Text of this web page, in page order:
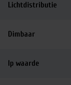
Lichtdistributie
Dimbaar
Ip waarde